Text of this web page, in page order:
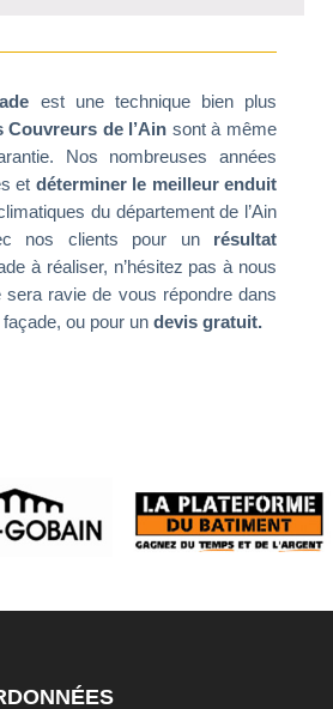
est une technique bien plus
Couvreurs de l’Ain sont à même
Nos nombreuses années
et déterminer le meilleur enduit
du département de l’Ain
nos clients pour un résultat
à réaliser, n’hésitez pas à nous
ravie de vous répondre dans
ou pour un devis gratuit.